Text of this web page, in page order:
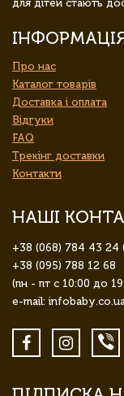
для дітей стають
Про нас
Каталог товарів
Доставка і оплата
Відгуки
FAQ
Трекінг доставки
Контакти
НАШІ
+38 (068) 784 43 24
+38 (095) 788 12 68
(пн - пт с 10:00 до
e-mail: